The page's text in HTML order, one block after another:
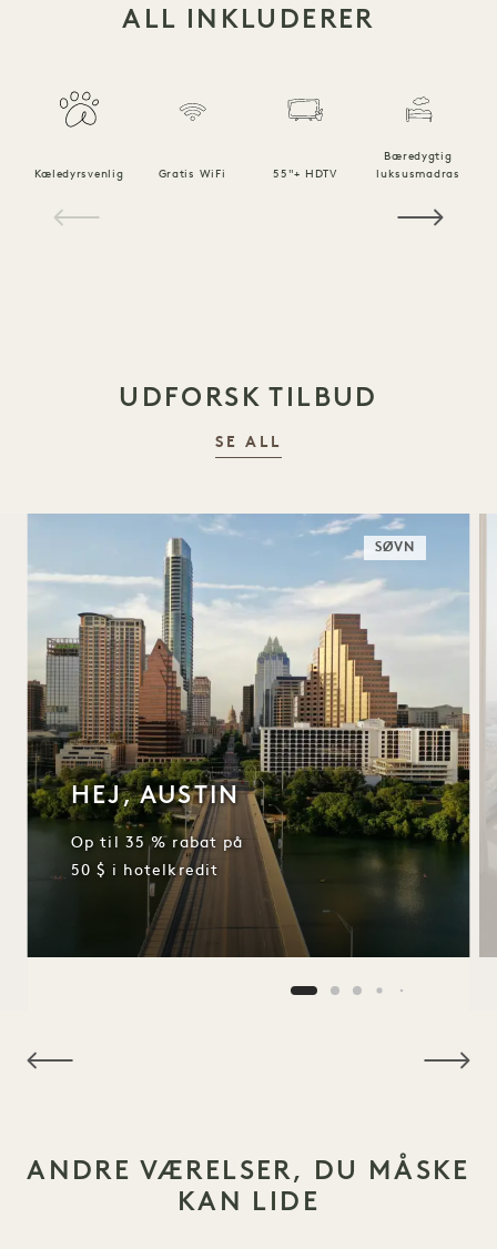
ALL INKLUDERER
Kæledyrsvenlig Gratis WiFi 55"+ HDTV
Bæredygtig
luksusmadras
UDFORSK TILBUD
SE ALL
SØVN
HEJ, AUSTIN
Op til 35 % rabat på
50 $ i hotelkredit
ANDRE VÆRELSER, DU MÅSKE
KAN LIDE